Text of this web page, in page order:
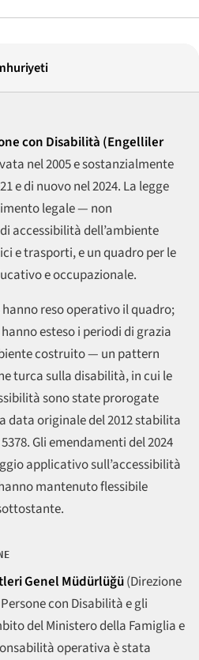
con Disabilità (Engelliler
nel 2005 e sostanzialmente
e di nuovo nel 2024. La legge
legale — non
accessibilità dell’ambiente
e trasporti, e un quadro per le
e occupazionale.
reso operativo il quadro;
esteso i periodi di grazia
costruito — un pattern
turca sulla disabilità, in cui le
sono state prorogate
data originale del 2012 stabilita
Gli emendamenti del 2024
applicativo sull’accessibilità
mantenuto flessibile
Genel Müdürlüğü(Direzione
con Disabilità e gli
del Ministero della Famiglia e
operativa è stata